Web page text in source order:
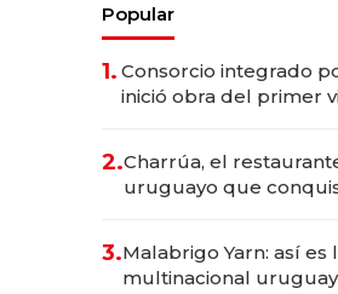
Popular
1. Consorcio integrado
inició obra del primer
millones
2.Charrúa, el
uruguayo que
anticipación y prepara
3.Malabrigo Yarn: así es
multinacional